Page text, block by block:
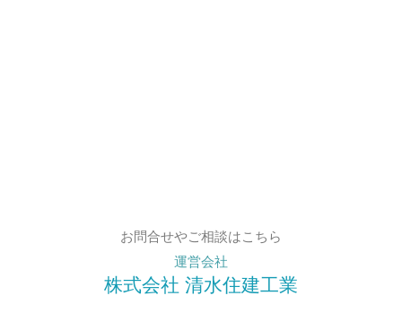
お問合せやご相談はこちら
運営会社
株式会社 清水住建工業